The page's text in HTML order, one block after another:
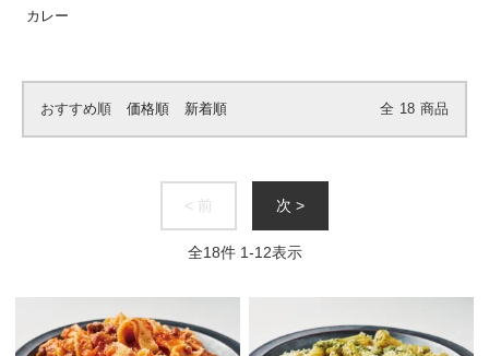
カレー
おすすめ順 価格順 新着順 全 18 商品
< 前 次 >
全18件 1-12表示